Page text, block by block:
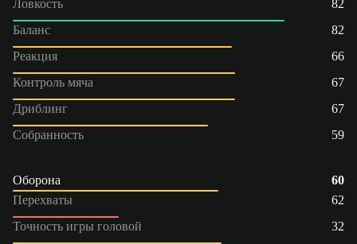
Ловкость
82
Баланс
82
Реакция
66
Контроль мяча
67
Дриблинг
67
Собранность
59
Оборона
60
Перехваты
62
Точность игры головой
32